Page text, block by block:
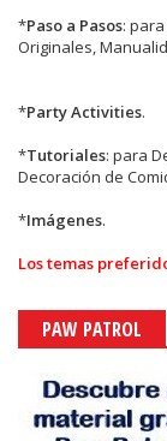
*Paso a Pasos:
Originales,
*Party Activities.
*Tutoriales: para
Decoración de
*Imágenes.
Los temas
PAW PATROL